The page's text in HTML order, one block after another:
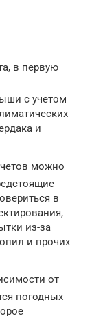
в первую
с учетом
и
можно
в
из-за
и прочих
от
погодных